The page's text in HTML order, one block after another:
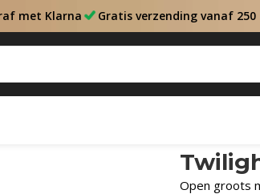
met Klarna Gratis verzending vanaf 250
Open groots